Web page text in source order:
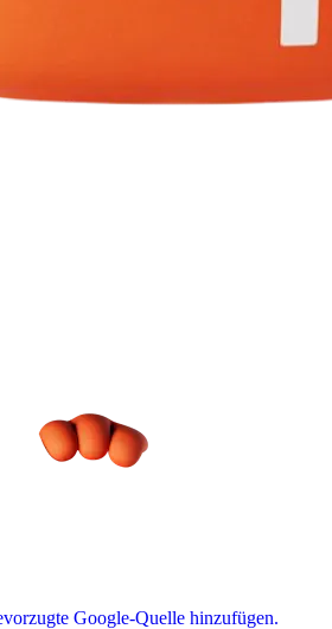
Google-Quelle hinzufügen.